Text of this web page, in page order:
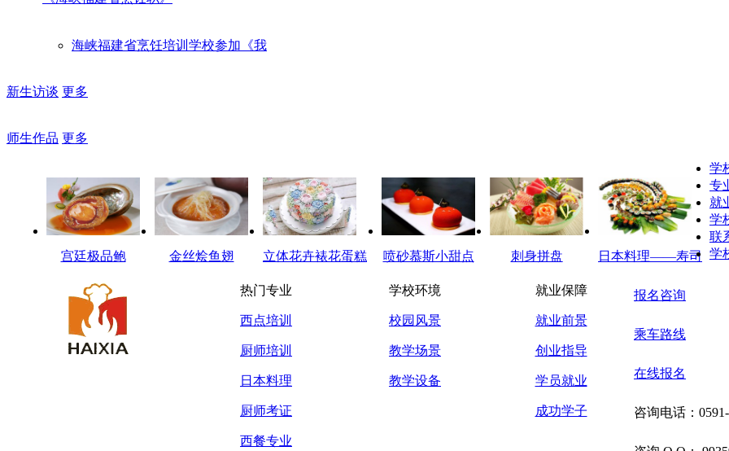
海峡福建省烹饪培训学校参加《我
新生访谈 更多
师生作品 更多
宫廷极品鲍 金丝烩鱼翅 立体花卉裱花蛋糕 喷砂慕斯小甜点 刺身拼盘 日本料理——寿司
学
专
就
学
联
学
热门专业
西点培训
厨师培训
日本料理
厨师考证
西餐专业
学校环境
校园风景
教学场景
教学设备
就业保障
就业前景
创业指导
学员就业
成功学子
报名咨询
乘车路线
在线报名
咨询电话：